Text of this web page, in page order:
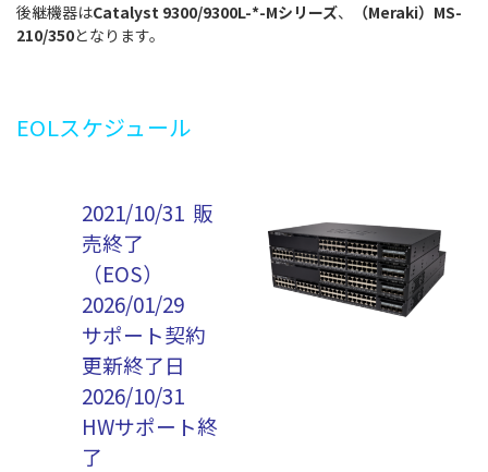
後継機器はCatalyst 9300/9300L-*-Mシリーズ、
（Meraki）MS-
210/350となります。
EOLスケジュール
2021/10/31 販
売終了
（EOS）
2026/01/29
サポート契約
更新終了日
2026/10/31
HWサポート終
了